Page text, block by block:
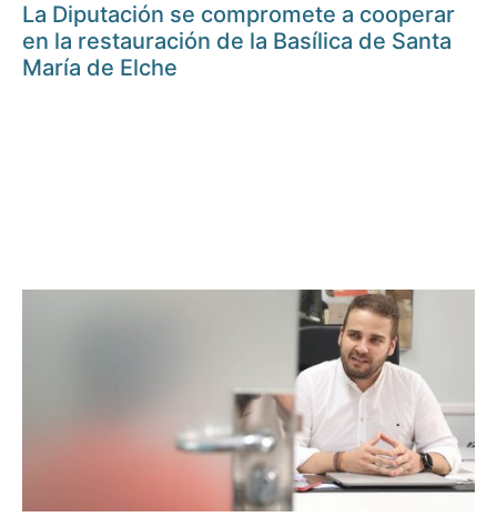
La Diputación se compromete a cooperar
en la restauración de la Basílica de Santa
María de Elche